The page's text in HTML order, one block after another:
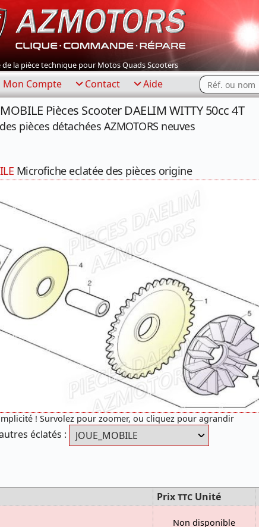
de la pièce technique pour Motos Quads Scooters
Mon Compte Contact Aide Rechercher...
Pièces Scooter DAELIM WITTY 50cc 4T
pièces détachées AZMOTORS neuves
Microfiche eclatée des pièces origine
! Survolez pour zoomer, ou cliquez pour agrandir
éclatés :
Prix TTC Unité
Non disponible